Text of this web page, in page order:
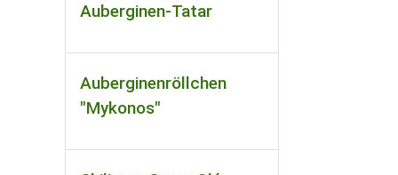
Auberginen-Tatar
Auberginenröllchen
"Mykonos"